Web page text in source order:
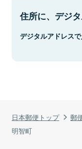
日本郵便トップ 郵
明智町
住所に、デジタ
デジタルアドレス